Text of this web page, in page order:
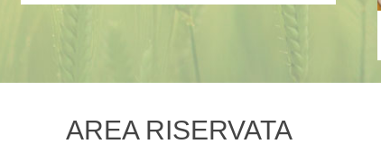
AREA RISERVATA